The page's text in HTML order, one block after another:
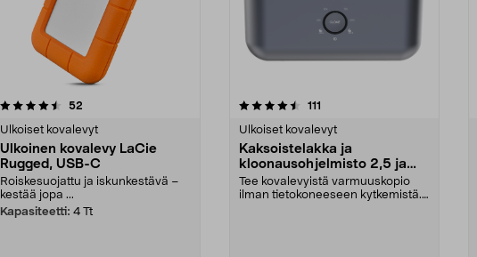
52
Ulkoiset kovalevyt
Ulkoinen kovalevy LaCie
Rugged, USB-C
Roiskesuojattu ja iskunkestävä –
kestää jopa ...
Kapasiteetti: 4 Tt
4.5 viidestä
111
Ulkoiset kovalevyt
Kaksoistelakka ja
kloonausohjelmisto 2,5 ja
3,5 tuuman kovalevyille, USB
3.0
Tee kovalevyistä varmuuskopio
ilman tietokoneeseen kytkemistä.
4.5 viidestä